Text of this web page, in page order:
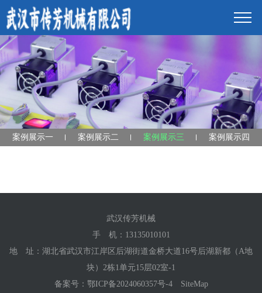
案例展示一 案例展示二 案例展示三 案例展示四
武汉传芳机械
手 机： 13135010101
地 址：湖北省武汉市江岸区后湖街道金桥大道16号后湖新都（A地
块）2栋1单元15层02室-1
备案号： 鄂ICP备2024060357号-4
SiteMap